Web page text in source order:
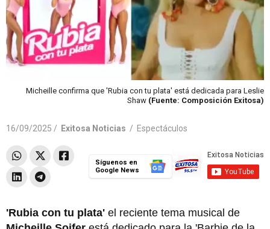
Micheille confirma que 'Rubia con tu plata' está dedicada para Leslie
Shaw (Fuente: Composición Exitosa)
16/09/2025 / Exitosa Noticias / Espectáculos
Síguenos en
Google News
'Rubia con tu plata' el reciente tema musical de